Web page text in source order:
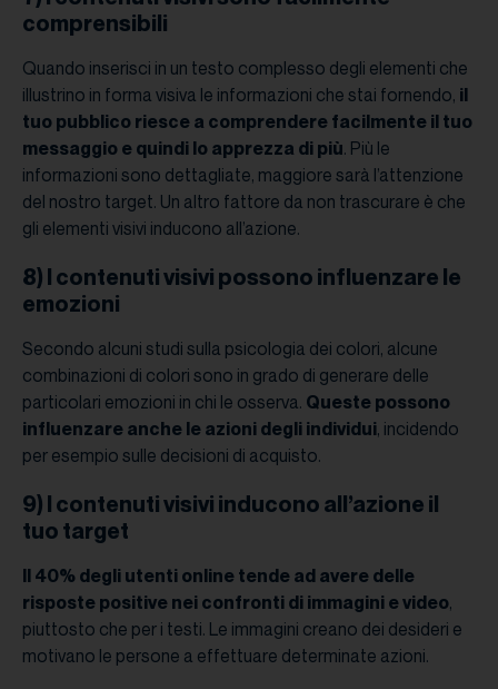
comprensibili
Quando inserisci in un testo complesso degli elementi che
illustrino in forma visiva le informazioni che stai fornendo, il
tuo pubblico riesce a comprendere facilmente il tuo
messaggio e quindi lo apprezza di più. Più le
informazioni sono dettagliate, maggiore sarà l’attenzione
del nostro target. Un altro fattore da non trascurare è che
gli elementi visivi inducono all’azione.
8) I contenuti visivi possono influenzare le
emozioni
Secondo alcuni studi sulla psicologia dei colori, alcune
combinazioni di colori sono in grado di generare delle
particolari emozioni in chi le osserva. Queste possono
influenzare anche le azioni degli individui, incidendo
per esempio sulle decisioni di acquisto.
9) I contenuti visivi inducono all’azione il
tuo target
Il 40% degli utenti online tende ad avere delle
risposte positive nei confronti di immagini e video,
piuttosto che per i testi. Le immagini creano dei desideri e
motivano le persone a effettuare determinate azioni.